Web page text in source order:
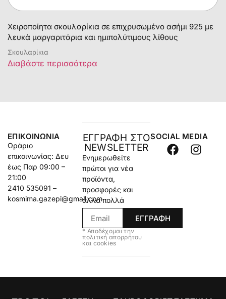
Χειροποίητα σκουλαρίκια σε επιχρυσωμένο ασήμι 925 με
λευκά μαργαριτάρια και ημιπολύτιμους λίθους
Σκουλαρίκια
Διαβάστε περισσότερα
ΕΠΙΚΟΙΝΩΝΊΑ
Ωράριο
επικοινωνίας: Δευ
έως Παρ 09:00 –
21:00
2410 535091 –
kosmima.gazepi@gmail.com
ΕΓΓΡΑΦΗ ΣΤΟ
NEWSLETTER
Ενημερωθείτε
πρώτοι για νέα
προϊόντα,
προσφορές και
άλλα πολλά
ΕΓΓΡΑΦΗ
* Αποδέχομαι την
πολιτική απορρήτου
και cookies
SOCIAL MEDIA